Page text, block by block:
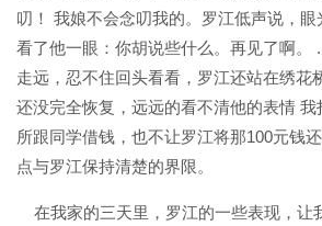
叨！ 我娘不会念叨我的。罗江低声说，
看了他一眼：你胡说些什么。再见了啊。
走远，忍不住回头看看，罗江还站在绣花
还没完全恢复，远远的看不清他的表情
所跟同学借钱，也不让罗江将那100元钱
点与罗江保持清楚的界限。
在我家的三天里，罗江的一些表现，让